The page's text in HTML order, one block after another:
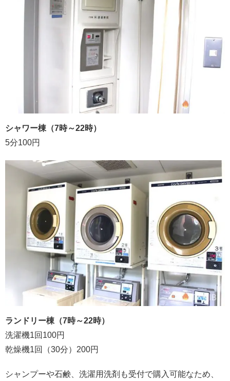
シャワー棟（7時～22時）
5分100円
ランドリー棟（7時～22時）
洗濯機1回100円
乾燥機1回（30分）200円
シャンプーや石鹸、洗濯用洗剤も受付で購入可能なため、